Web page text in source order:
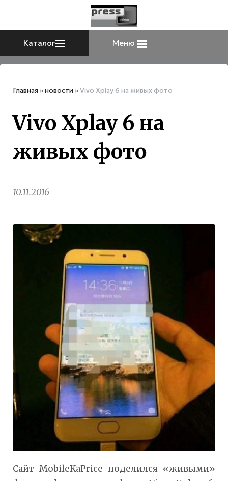
Каталог Меню
Главная »новости »Vivo Xplay 6 на живых фото
Vivo Xplay 6 на
живых фото
10.11.2016
Сайт MobileKaPrice поделился «живыми»